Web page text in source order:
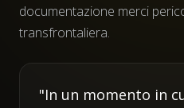
documentazione merci
transfrontaliera.
"In un momento in